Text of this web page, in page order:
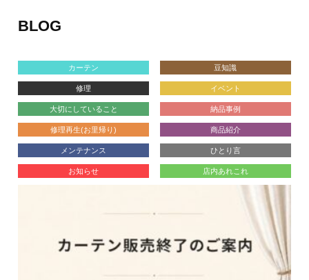
BLOG
カーテン 豆知識
修理 イベント
大切にしていること 納品事例
修理再生(お里帰り) 商品紹介
メンテナンス ひとり言
お知らせ 店内あれこれ